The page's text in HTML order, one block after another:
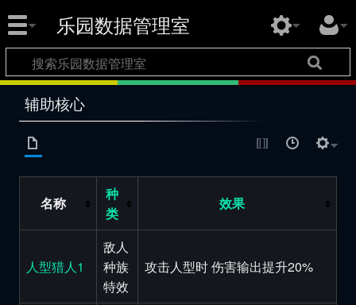
乐园数据管理室
辅助核心
名称
种
类
效果
人型猎人1
敌人
种族
特效
攻击人型时 伤害输出提升20%